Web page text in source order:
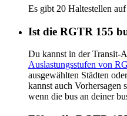
Es gibt 20 Haltestellen
Ist die RGTR 155
Du kannst in der Transit-
Auslastungsstufen von
ausgewählten Städten
kannst auch Vorhersagen
wenn die bus an deiner